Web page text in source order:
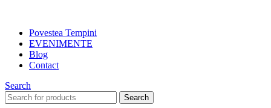
Povestea Tempini
EVENIMENTE
Blog
Contact
Search
Search